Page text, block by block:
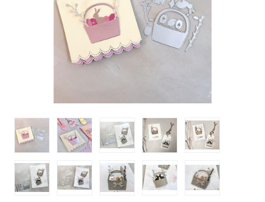
Holzstempel
Clear Stamps
Kartendeko Embellishments
Präge-, Universal- Maskierschablonen